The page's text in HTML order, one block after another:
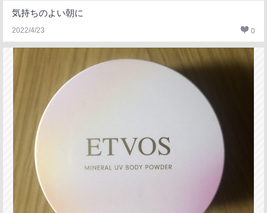
気持ちのよい朝に
2022/4/23 0